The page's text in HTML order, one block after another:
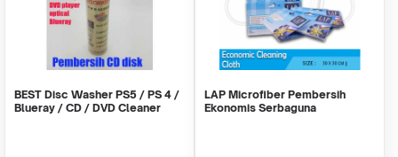
BEST Disc Washer PS5 / PS 4 /
Blueray / CD / DVD Cleaner
LAP Microfiber Pembersih
Ekonomis Serbaguna